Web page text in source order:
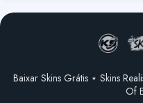
Baixar Skins Grátis ⋆ Skins
Of